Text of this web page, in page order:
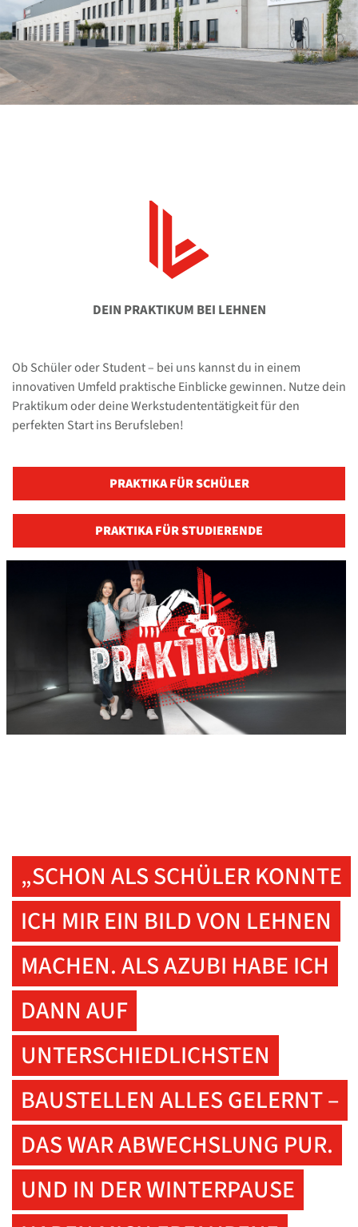
DEIN PRAKTIKUM BEI LEHNEN
Ob Schüler oder Student – bei uns kannst du in einem
innovativen Umfeld praktische Einblicke gewinnen. Nutze dein
Praktikum oder deine Werkstudententätigkeit für den
perfekten Start ins Berufsleben!
PRAKTIKA FÜR SCHÜLER
PRAKTIKA FÜR STUDIERENDE
„SCHON ALS SCHÜLER KONNTE
ICH MIR EIN BILD VON LEHNEN
MACHEN. ALS AZUBI HABE ICH
DANN AUF
UNTERSCHIEDLICHSTEN
BAUSTELLEN ALLES GELERNT –
DAS WAR ABWECHSLUNG PUR.
UND IN DER WINTERPAUSE